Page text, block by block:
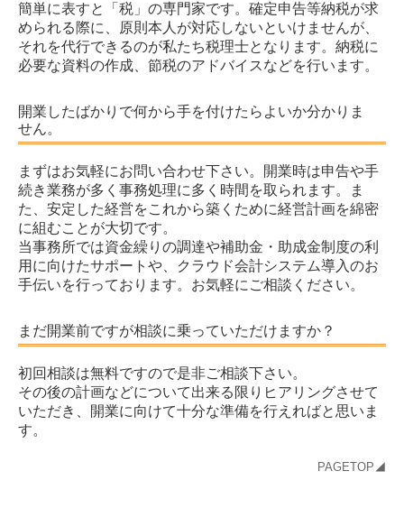
簡単に表すと「税」の専門家です。確定申告等納税が求
められる際に、原則本人が対応しないといけませんが、
それを代行できるのが私たち税理士となります。納税に
必要な資料の作成、節税のアドバイスなどを行います。
開業したばかりで何から手を付けたらよいか分かりま
せん。
まずはお気軽にお問い合わせ下さい。開業時は申告や手
続き業務が多く事務処理に多く時間を取られます。ま
た、安定した経営をこれから築くために経営計画を綿密
に組むことが大切です。
当事務所では資金繰りの調達や補助金・助成金制度の利
用に向けたサポートや、クラウド会計システム導入のお
手伝いを行っております。お気軽にご相談ください。
まだ開業前ですが相談に乗っていただけますか？
初回相談は無料ですので是非ご相談下さい。
その後の計画などについて出来る限りヒアリングさせて
いただき、開業に向けて十分な準備を行えればと思いま
す。
PAGETOP◢